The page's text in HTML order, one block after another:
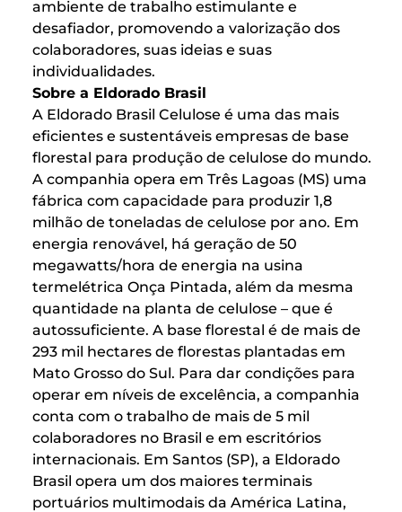
ambiente de trabalho estimulante e
desafiador, promovendo a valorização dos
colaboradores, suas ideias e suas
individualidades.
Sobre a Eldorado Brasil
A Eldorado Brasil Celulose é uma das mais
eficientes e sustentáveis empresas de base
florestal para produção de celulose do mundo.
A companhia opera em Três Lagoas (MS) uma
fábrica com capacidade para produzir 1,8
milhão de toneladas de celulose por ano. Em
energia renovável, há geração de 50
megawatts/hora de energia na usina
termelétrica Onça Pintada, além da mesma
quantidade na planta de celulose – que é
autossuficiente. A base florestal é de mais de
293 mil hectares de florestas plantadas em
Mato Grosso do Sul. Para dar condições para
operar em níveis de excelência, a companhia
conta com o trabalho de mais de 5 mil
colaboradores no Brasil e em escritórios
internacionais. Em Santos (SP), a Eldorado
Brasil opera um dos maiores terminais
portuários multimodais da América Latina,